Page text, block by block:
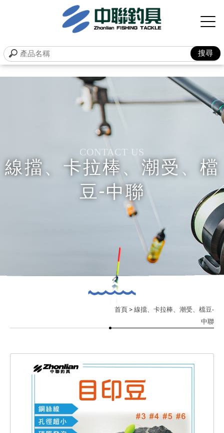
線擋、卡拉棒、潮受、檔
豆-中聯
首頁 > 線擋、卡拉棒、潮受、檔豆-
中聯